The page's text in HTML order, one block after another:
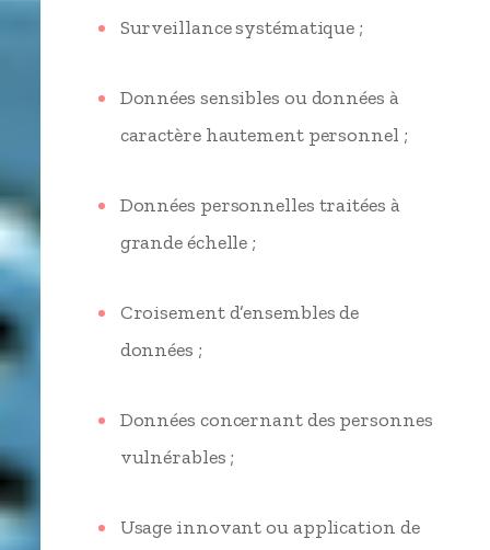
Surveillance systématique ;
Données sensibles ou données à
caractère hautement personnel ;
Données personnelles traitées à
grande échelle ;
Croisement d’ensembles de
données ;
Données concernant des personnes
vulnérables ;
Usage innovant ou application de